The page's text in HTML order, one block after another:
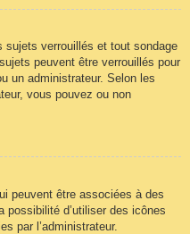
sujets verrouillés et tout sondage
peuvent être verrouillés pour
un administrateur. Selon les
vous pouvez ou non
peuvent être associées à des
possibilité d’utiliser des icônes
par l’administrateur.